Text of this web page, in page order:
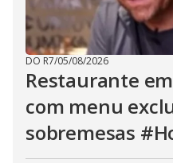
DO R7/05/08/2026
Restaurante
com menu
sobremesas